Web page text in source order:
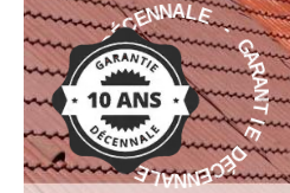
G
A
R
A
N
T
I
E
D
É
C
E
N
NALE - GAR
A
N
T
I
E
D
É
C
E
N
N
A
L
E
-